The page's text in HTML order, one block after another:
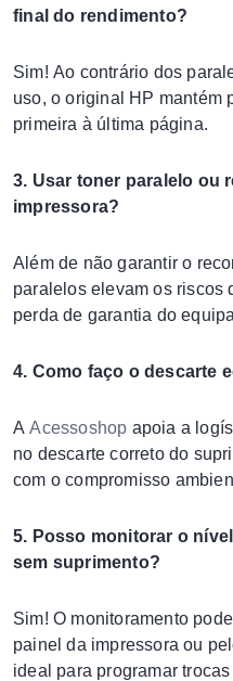
final do rendimento?
Sim! Ao contrário dos
uso, o original HP mantém
primeira à última página.
3. Usar toner paralelo ou
impressora?
Além de não garantir o
paralelos elevam os riscos
perda de garantia do
4. Como faço o descarte
AAcessoshop apoia a
no descarte correto do
com o compromisso
5. Posso monitorar o
sem suprimento?
Sim! O monitoramento
painel da impressora ou
ideal para programar